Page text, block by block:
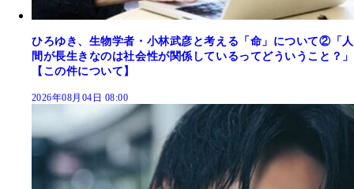
ひろゆき、生物学者・小林武彦と考える「命」について②「人
間が長生きなのは社会性が関係しているってどういうこと？」
【この件について】
2026年08月04日 08:00